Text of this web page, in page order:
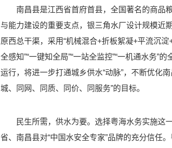
南昌县是江西省首府首县，全国著名的商品
与能力建设的重要支点，银三角水厂设计规模近
原西总干渠，采用“机械混合+折板絮凝+平流沉
全感知”“一键知全局”“一站全监控”“一机通水务”
运行，将进一步打通城乡供水“动脉”，不断优化
城、同网、同质、同价、同服务”的目标。
民生所需，供水为要。选择粤海水务实施这
省、南昌县对“中国水安全专家”品牌的充分信任